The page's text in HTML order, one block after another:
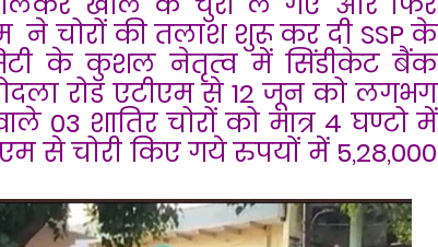
ने चोरों की तलाश शुरू कर दी SSP के
के कुशल नेतृत्व में सिंडीकेट बैंक
रोड एटीएम से 12 जून को लगभग
03 शातिर चोरों को मात्र 4 घण्टो में
से चोरी किए गये रुपयों में 5,28,000